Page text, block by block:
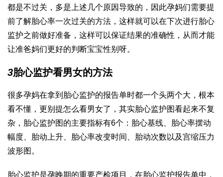
都是不过关，多是上述几个原因导致的，因此孕妈们需要提
前了解胎心率一次过关的方法，这样就可以在下次进行胎心
监护之前做好准备，这样可以保证结果的准确性，从而才能
让准爸妈们更好的判断宝宝性别呀。
3胎心监护看男女的方法
很多孕妈在拿到胎心监护的报告单时都一个头两个大，根本
看不懂，更别提怎么看男女了，其实胎心监护图看起来不复
杂，胎心监护图的主要指标有6个：胎心基线、胎心率摆动
幅度、胎动上升、胎心率改变时间、胎动次数以及宫缩压力
波形图。
胎心监护是孕晚期的重要产检项目，在胎心监护报告单中，